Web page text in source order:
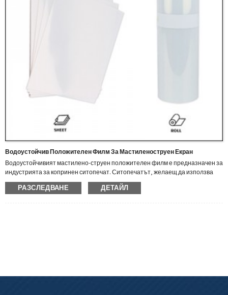
Водоустойчив Положителен Филм За Мастиленоструен Екран
Водоустойчивият мастилено-струен положителен филм е предназначен за
индустрията за копринен ситопечат. Ситопечатът, желаещ да използва
мастиленоструен принтер за изобразяване на цветови раздели, е със
специално микропоресто горно покритие, осигуряващо най-ясното
РАЗСЛЕДВАНЕ ДЕТАЙЛ